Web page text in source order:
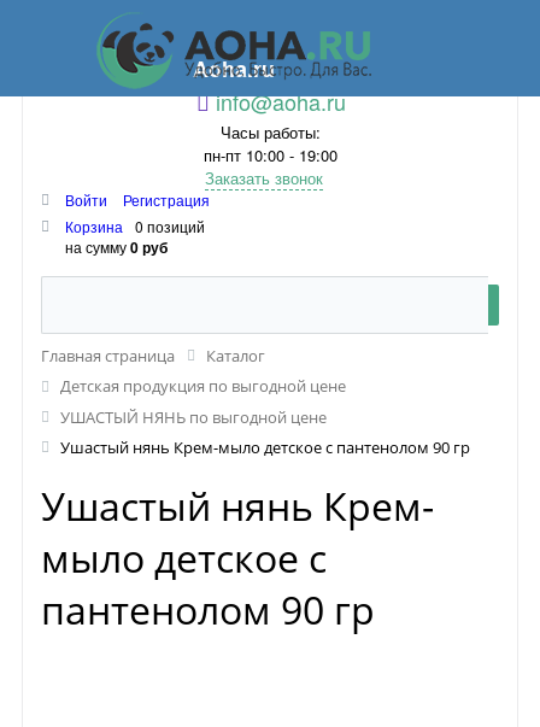
Aoha.ru
info@aoha.ru
Часы работы:
пн-пт 10:00 - 19:00
Заказать звонок
Войти
Регистрация
Корзина
0 позиций
на сумму0 руб
Главная страница
Каталог
Детская продукция по выгодной цене
УШАСТЫЙ НЯНЬ по выгодной цене
Ушастый нянь Крем-мыло детское с пантенолом 90 гр
Ушастый нянь Крем-
мыло детское с
пантенолом 90 гр